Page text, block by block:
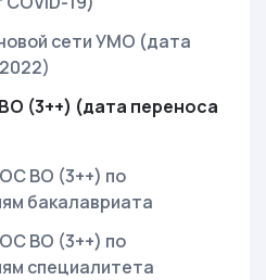
сети УМО (дата
(3++) (дата переноса
ВО (3++) по
бакалавриата
ВО (3++) по
специалитета